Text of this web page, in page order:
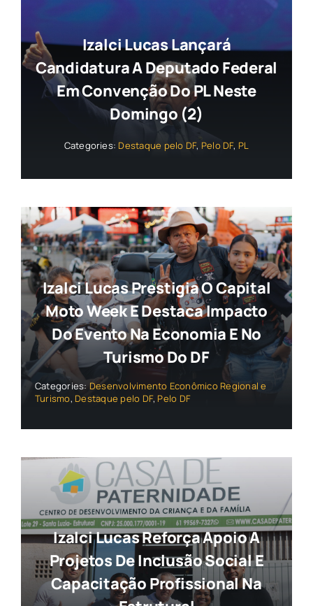
Izalci Lucas Lançará
Candidatura A Deputado Federal
Em Convenção Do PL Neste
Domingo (2)
Categories: Destaque pelo DF, Pelo DF, PL
Izalci Lucas Prestigia O Capital
Moto Week E Destaca Impacto
Do Evento Na Economia E No
Turismo Do DF
Categories: Desenvolvimento Econômico Regional e
Turismo, Destaque pelo DF, Pelo DF
Izalci Lucas Reforça Apoio A
Projetos De Inclusão Social E
Capacitação Profissional Na